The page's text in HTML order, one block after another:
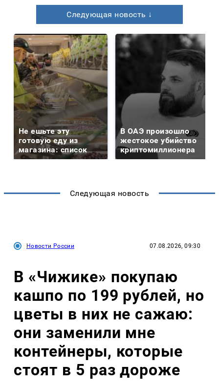
Следующая новость ↓
Не ешьте эту
готовую еду из
магазина: список
В ОАЭ произошло
жестокое убийство
криптомиллионера
Следующая новость
Новости России 07.08.2026, 09:30
В «Чижике» покупаю
кашпо по 199 рублей, но
цветы в них не сажаю:
они заменили мне
контейнеры, которые
стоят в 5 раз дороже